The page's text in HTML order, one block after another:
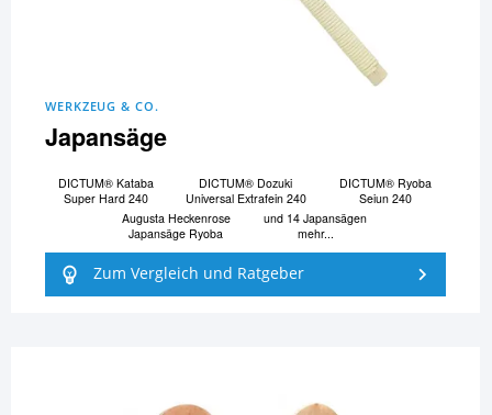
WERKZEUG & CO.
Japansäge
DICTUM® Kataba
Super Hard 240
DICTUM® Dozuki
Universal Extrafein 240
DICTUM® Ryoba
Seiun 240
Augusta Heckenrose
Japansäge Ryoba
und 14 Japansägen
mehr...
Zum Vergleich und Ratgeber